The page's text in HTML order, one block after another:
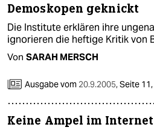
Demoskopen geknickt
Die Institute erklären ihre
ignorieren die heftige Kritik von
Von SARAH MERSCH
Ausgabe vom 20.9.2005,Seite 11,
Keine Ampel im Internet